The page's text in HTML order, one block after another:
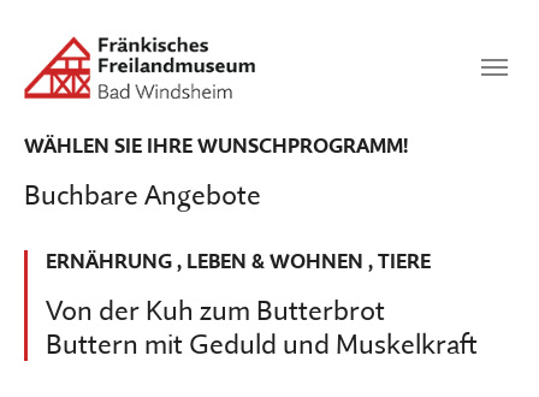
SUCHEN
Buchbare Angebote
WÄHLEN SIE IHRE WUNSCHPROGRAMM!
Von der Kuh zum Butterbrot
Buttern mit Geduld und Muskelkraft
ERNÄHRUNG, LEBEN & WOHNEN ,TIERE